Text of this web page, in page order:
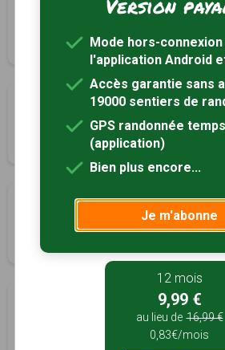
Patrimoine en Pays Cassin
19.4 km Tracé GPS
Cap sur Morsalines !
Morsalines, Manche (50)
5 km
De Madeleine à Marguerie
Méautis, Manche (50)
5h45
Picauville, Manche (50)
Tracé GPS
Version
Mode hors-connexion
l'application Android
Accès garantie sans
19000 sentiers de
GPS randonnée
(application)
Bien plus encore...
Je m'abonne
12 mois
9,99 €
au lieu de 16,99 €
0,83€/mois